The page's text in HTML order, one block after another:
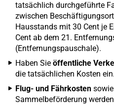
tatsächlich durchgeführte
zwischen
Hausstands mit 30 Cent je
Cent ab dem 21.
(Entfernungspauschale).
Haben Sie öffentliche
die tatsächlichen Kosten ein.
Flug- und Fährkosten
Sammelbeförderung